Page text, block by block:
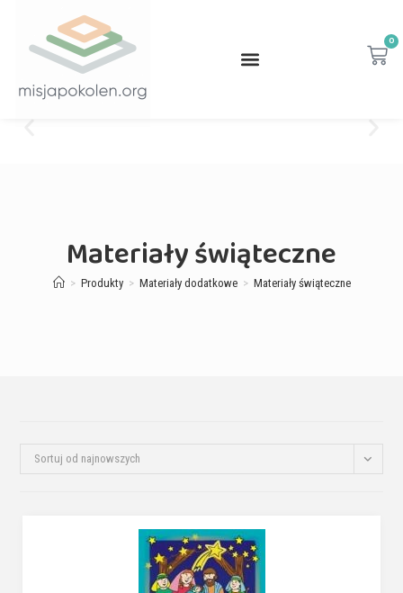
0
Materiały świąteczne
> Produkty > Materiały dodatkowe > Materiały świąteczne
Sortuj od najnowszych